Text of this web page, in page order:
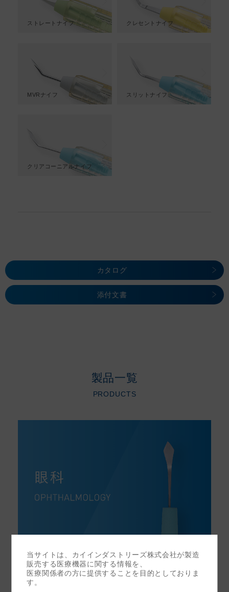
当サイトは、カイインダストリーズ株式会社が製造
販売する医療機器に関する情報を、
医療関係者の方に提供することを目的としておりま
す。
ストレートナイフ クレセントナイフ
MVRナイフ スリットナイフ
クリアコーニアルナイフ
カタログ
添付文書
製品一覧
PRODUCTS